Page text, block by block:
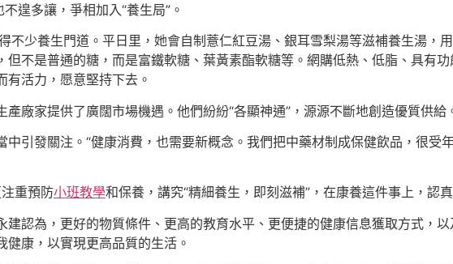
遑多讓，爭相加入“養生局”。
少養生門道。平日里，她會自制薏仁紅豆湯、銀耳雪梨湯等滋補養生湯，
不是普通的糖，而是富鐵軟糖、葉黃素酯軟糖等。網購低熱、低脂、具有
有活力，愿意堅持下去。
廠家提供了廣闊市場機遇。他們紛紛“各顯神通”，源源不斷地創造優質供給
引發關注。“健康消費，也需要新概念。我們把中藥材制成保健飲品，很受
重預防小班教學和保養，講究“精細養生，即刻滋補”，在康養這件事上，認
認為，更好的物質條件、更高的教育水平、更便捷的健康信息獲取方式，
康，以實現更高品質的生活。